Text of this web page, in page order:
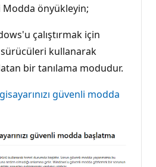
Modda önyükleyin;
çalıştırmak için
sürücüleri kullanarak
bir tanılama modudur.
güvenli modda